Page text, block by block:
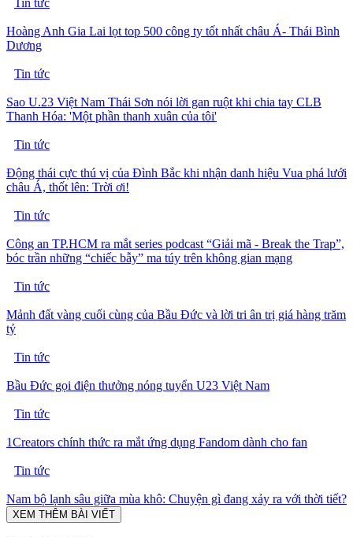
Tin tức
Hoàng Anh Gia Lai lọt top 500 công ty tốt nhất châu Á- Thái Bình
Dương
Tin tức
Sao U.23 Việt Nam Thái Sơn nói lời gan ruột khi chia tay CLB
Thanh Hóa: 'Một phần thanh xuân của tôi'
Tin tức
Động thái cực thú vị của Đình Bắc khi nhận danh hiệu Vua phá lưới
châu Á, thốt lên: Trời ơi!
Tin tức
Công an TP.HCM ra mắt series podcast “Giải mã - Break the Trap”,
bóc trần những “chiếc bẫy” ma túy trên không gian mạng
Tin tức
Mảnh đất vàng cuối cùng của Bầu Đức và lời tri ân trị giá hàng trăm
tỷ
Tin tức
Bầu Đức gọi điện thưởng nóng tuyển U23 Việt Nam
Tin tức
1Creators chính thức ra mắt ứng dụng Fandom dành cho fan
Tin tức
Nam bộ lạnh sâu giữa mùa khô: Chuyện gì đang xảy ra với thời tiết?
XEM THÊM BÀI VIẾT